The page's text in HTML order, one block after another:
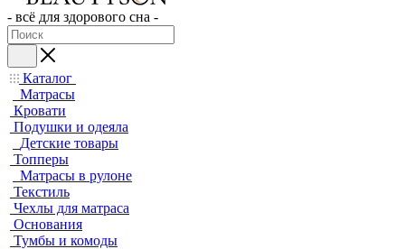
- всё для здорового сна -
Каталог
Матрасы
Кровати
Подушки и одеяла
Детские товары
Топперы
Матрасы в рулоне
Текстиль
Чехлы для матраса
Основания
Тумбы и комоды